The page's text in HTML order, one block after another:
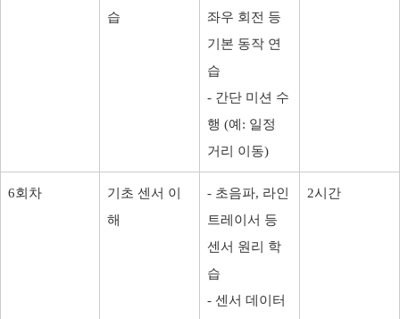
습
좌우 회전 등
기본 동작 연
습
- 간단 미션 수
행 (예: 일정
거리 이동)
6회차
기초 센서 이
해
- 초음파, 라인
트레이서 등
센서 원리 학
습
- 센서 데이터
2시간